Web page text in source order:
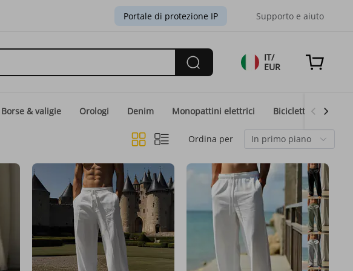
Portale di protezione IP Supporto e aiuto
IT/
EUR
Borse & valigie Orologi Denim Monopattini elettrici Biciclette elettriche
Ordina per In primo piano